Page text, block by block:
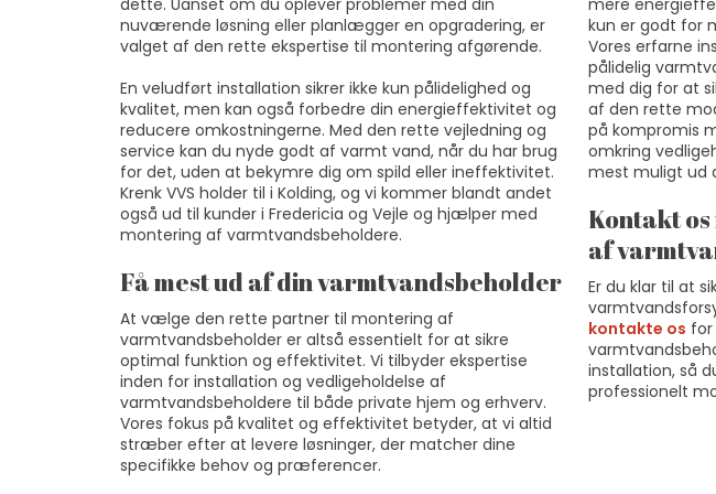
nuværende løsning eller planlægger en opgradering, er
valget af den rette ekspertise til montering afgørende.​
En veludført installation sikrer ikke kun pålidelighed og
kvalitet, men kan også forbedre din energieffektivitet og
reducere omkostningerne. Med den rette vejledning og
service kan du nyde godt af varmt vand, når du har brug
for det, uden at bekymre dig om spild eller ineffektivitet.
Krenk VVS holder til i Kolding, og vi kommer blandt andet
også ud til kunder i Fredericia og Vejle og hjælper med
montering af varmtvandsbeholdere.
Få mest ud af din varmtvandsbeholder
At vælge den rette partner til montering af
varmtvandsbeholder er altså essentielt for at sikre
optimal funktion og effektivitet. Vi tilbyder ekspertise
inden for installation og vedligeholdelse af
varmtvandsbeholdere til både private hjem og erhverv.
Vores fokus på kvalitet og effektivitet betyder, at vi altid
stræber efter at levere løsninger, der matcher dine
specifikke behov og præferencer.
kun er godt for
Vores erfarne
pålidelig
med dig for at
af den rette
på kompromis
omkring
mest muligt ud
Kontakt
af
Er du klar til at
kontakte os
installation, så
professionelt